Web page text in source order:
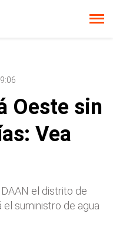
Oeste sin
Vea
el distrito de
suministro de agua